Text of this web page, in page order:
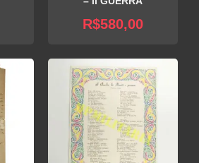
R$580,00